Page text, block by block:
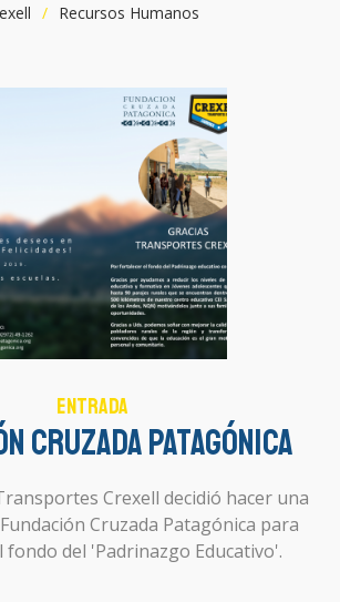
Recursos Humanos
Entrada
Cruzada Patagónica
Crexell decidió hacer una
Cruzada Patagónica para
del 'Padrinazgo Educativo'.